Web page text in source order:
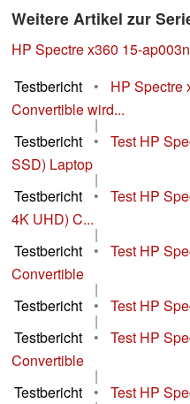
Weitere Artikel zur
HP Spectre x360 15-
Testbericht
•
HP Spectre
Convertible wird...
|
Testbericht
•
Test HP
SSD) Laptop
|
Testbericht
•
Test HP
4K UHD) C...
|
Testbericht
•
Test HP
Convertible
|
Testbericht
• Test HP
|
Testbericht
•
Test HP
Convertible
|
Testbericht
• Test HP